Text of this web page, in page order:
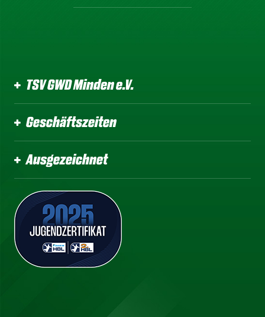
TSV GWD Minden e.V.
Geschäftszeiten
Ausgezeichnet